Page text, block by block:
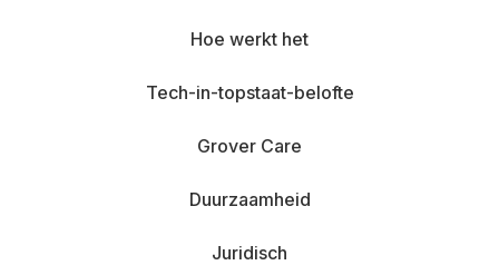
Hoe werkt het
Tech-in-topstaat-belofte
Grover Care
Duurzaamheid
Juridisch